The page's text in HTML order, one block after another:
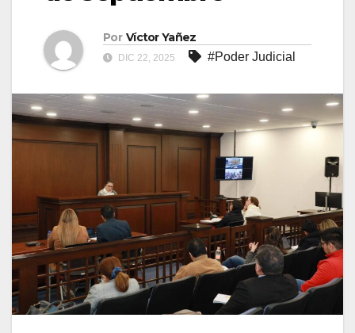
Por Víctor Yañez
DIC 22, 2025 #Poder Judicial